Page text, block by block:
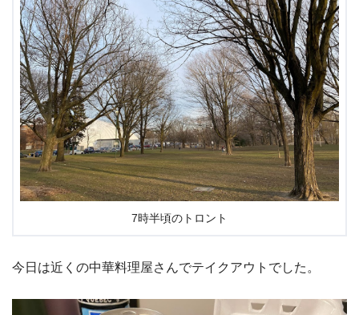
7時半頃のトロント
今日は近くの中華料理屋さんでテイクアウトでした。